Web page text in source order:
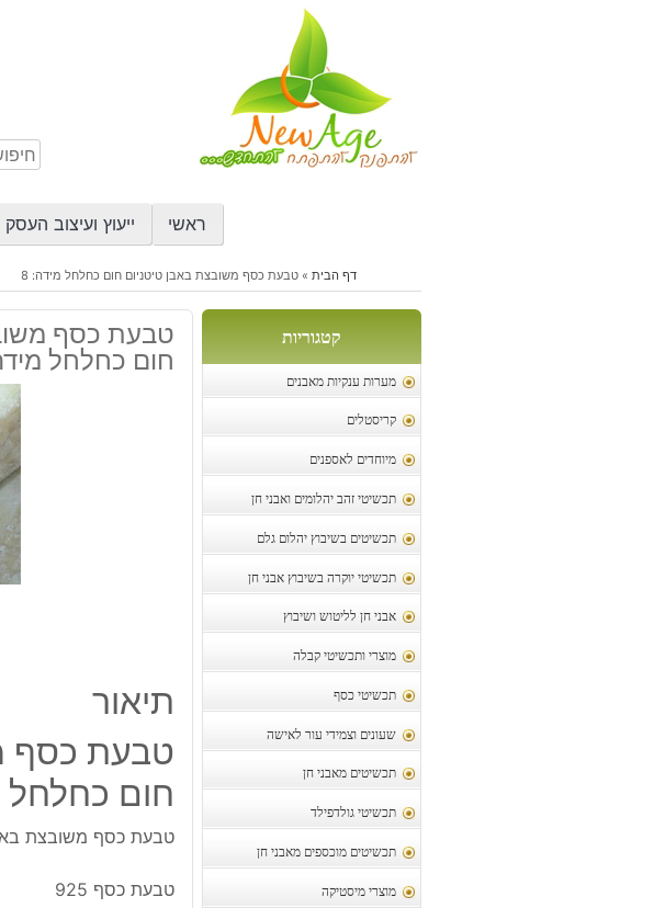
עבור:
ראשי ייעוץ ועיצוב העסק
דף הבית »טבעת כסף משובצת באבן טיטניום חום כחלחל מידה: 8
קטגוריות
מערות ענקיות מאבנים
קריסטלים
מיוחדים לאספנים
תכשיטי זהב יהלומים ואבני חן
תכשיטים בשיבוץ יהלום גלם
תכשיטי יוקרה בשיבוץ אבני חן
אבני חן לליטוש ושיבוץ
מוצרי ותכשיטי קבלה
תכשיטי כסף
שעונים וצמידי עור לאישה
תכשיטים מאבני חן
תכשיטי גולדפילד
תכשיטים מוכספים מאבני חן
מוצרי מיסטיקה
טבעת כסף
חום כחלחל
תיאור
טבעת כסף
חום כחלחל
טבעת כסף משובצת
טבעת כסף 925